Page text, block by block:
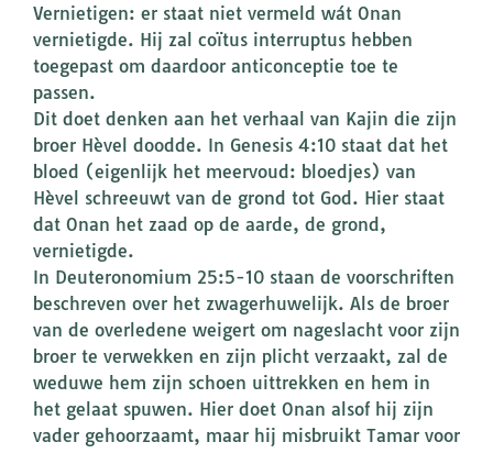
Vernietigen: er staat niet vermeld wát Onan
vernietigde. Hij zal coïtus interruptus hebben
toegepast om daardoor anticonceptie toe te
passen.
Dit doet denken aan het verhaal van Kajin die zijn
broer Hèvel doodde. In Genesis 4:10 staat dat het
bloed (eigenlijk het meervoud: bloedjes) van
Hèvel schreeuwt van de grond tot God. Hier staat
dat Onan het zaad op de aarde, de grond,
vernietigde.
In Deuteronomium 25:5-10 staan de voorschriften
beschreven over het zwagerhuwelijk. Als de broer
van de overledene weigert om nageslacht voor zijn
broer te verwekken en zijn plicht verzaakt, zal de
weduwe hem zijn schoen uittrekken en hem in
het gelaat spuwen. Hier doet Onan alsof hij zijn
vader gehoorzaamt, maar hij misbruikt Tamar voor